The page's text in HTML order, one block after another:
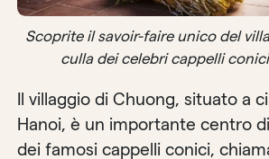
Scoprite il savoir-faire unico del
culla dei celebri cappelli
Il villaggio di Chuong, situato a
Hanoi, è un importante centro
dei famosi cappelli conici,